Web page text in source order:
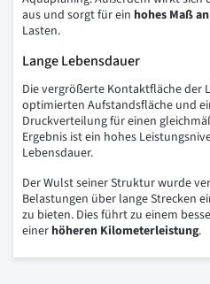
aus und sorgt für ein hohes Maß
Lasten.
Lange Lebensdauer
Die vergrößerte Kontaktfläche der
optimierten Aufstandsfläche und
Druckverteilung für einen
Ergebnis ist ein hohes
Lebensdauer.
Der Wulst seiner Struktur wurde
Belastungen über lange Strecken
zu bieten. Dies führt zu einem
einer höheren Kilometerleistung.